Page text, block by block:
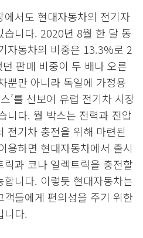
서도 현대자동차의 전기자
습니다. 2020년 8월 한 달 동
자동차의 비중은 13.3%로 2
판매 비중이 두 배나 오른
뿐만 아니라 독일에 가정용
’를 선보여 유럽 전기차 시장
니다. 월 박스는 전력과 전압
전기차 충전을 위해 마련된
용하면 현대자동차에서 출시
과 코나 일렉트릭을 충전할
니다. 이렇듯 현대자동차는
들에게 편의성을 주기 위한
니다.